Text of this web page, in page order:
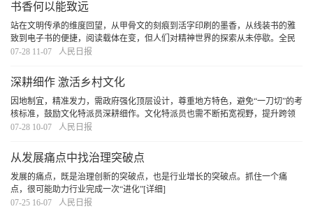
书香何以能致远
站在文明传承的维度回望，从甲骨文的刻痕到活字印刷的墨香，从线装书的雅
致到电子书的便捷，阅读载体在变，但人们对精神世界的探索从未停歇。全民
阅读的深意，正在于让每个个体都能在文字中遇见更好的自己，让整个民族在
07-28 11-07 人民日报
深耕细作 激活乡村文化
因地制宜，精准发力，需政府强化顶层设计，尊重地方特色，避免“一刀切”的考
核标准，鼓励文化特派员深耕细作。文化特派员也需不断拓宽视野，提升跨领
域整合能力、市场对接能力和持续创新能力，以更好地回应时代与乡土的需
07-28 10-07 人民日报
从发展痛点中找治理突破点
发展的痛点，既是治理创新的突破点，也是行业增长的突破点。抓住一个痛
点，很可能助力行业完成一次“进化”[详细]
07-25 16-07
人民日报